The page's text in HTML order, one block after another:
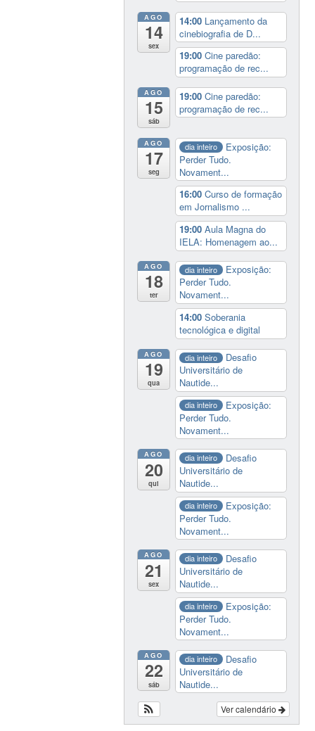
AGO
14
sex
14:00 Lançamento da
cinebiografia de D...
19:00Cine paredão:
programação de rec...
AGO
15
sáb
19:00Cine paredão:
programação de rec...
AGO
17
seg
dia inteiro
Exposição:
Perder Tudo.
Novament...
16:00Curso de formação
em Jornalismo ...
19:00Aula Magna do
IELA: Homenagem ao...
AGO
18
ter
dia inteiro
Exposição:
Perder Tudo.
Novament...
14:00Soberania
tecnológica e digital
AGO
19
qua
dia inteiro
Desafio
Universitário de
Nautide...
dia inteiro
Exposição:
Perder Tudo.
Novament...
AGO
20
qui
dia inteiro
Desafio
Universitário de
Nautide...
dia inteiro
Exposição:
Perder Tudo.
Novament...
AGO
21
sex
dia inteiro
Desafio
Universitário de
Nautide...
dia inteiro
Exposição:
Perder Tudo.
Novament...
AGO
22
sáb
dia inteiro
Desafio
Universitário de
Nautide...
Ver calendário